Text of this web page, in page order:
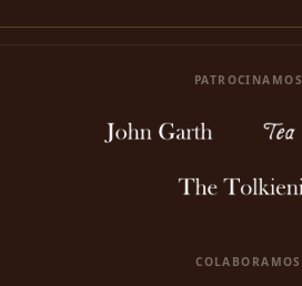
PATROCINAMOS
COLABORAMOS